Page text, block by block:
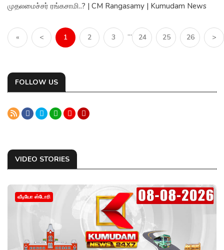
முதலமைச்சர் ரங்கசாமி..? | CM Rangasamy | Kumudam News
« < 1 2 3 ... 24 25 26 >
FOLLOW US
VIDEO STORIES
வீடியோ ஸ்டோரி